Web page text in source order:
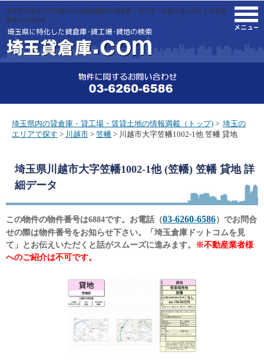
埼玉県川越市大字笠幡1002-1他(笠幡駅)の貸倉庫・貸工場・賃貸土地を仲介｜埼玉貸
倉庫.com[6884]
埼玉県内の貸倉庫・貸工場・賃貸土地の情報満載（トップ) > 埼玉の
エリアで探す > 川越市 > 笠幡 > 川越市大字笠幡1002-1他 笠幡 貸地
埼玉県川越市大字笠幡1002-1他 (笠幡) 笠幡 貸地詳
細データ
この物件の物件番号は6884です。お電話（03-6260-6586）でお問合
せの際は物件番号をお知らせ下さい。「埼玉倉庫ドットコムを見
て」とお伝えいただくと話がスムーズに進みます。
※不動産業者様
へのご紹介は不可です。